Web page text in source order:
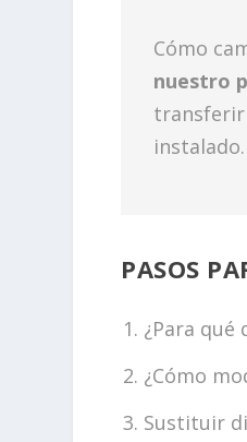
Cómo
nuestro
transferir
instalado.
PASOS
¿Para qué
¿Cómo
Sustituir